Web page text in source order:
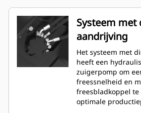
Systeem met
aandrijving
Het systeem met
heeft een
zuigerpomp om
freessnelheid en
freesbladkoppel
optimale